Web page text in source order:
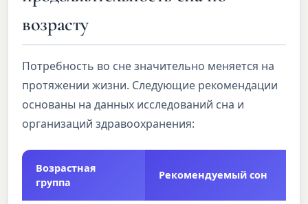
возрасту
Потребность во сне значительно меняется на
протяжении жизни. Следующие рекомендации
основаны на данных исследований сна и
организаций здравоохранения:
Возрастная
группа
Рекомендуемый сон